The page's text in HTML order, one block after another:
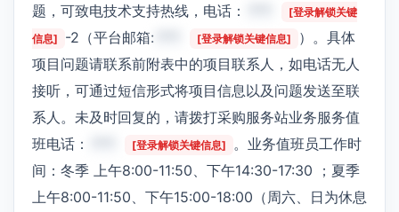
题，可致电技术支持热线，电话：
[登录解锁关键
信息]
-2（平台邮箱: [登录解锁关键信息]
）。具体
项目问题请联系前附表中的项目联系人，如电话无人
接听，可通过短信形式将项目信息以及问题发送至联
系人。未及时回复的，请拨打采购服务站业务服务值
班电话：
[登录解锁关键信息]
。业务值班员工作时
间：冬季 上午8:00-11:50、下午14:30-17:30 ；夏季
上午8:00-11:50、下午15:00-18:00（周六、日为休息